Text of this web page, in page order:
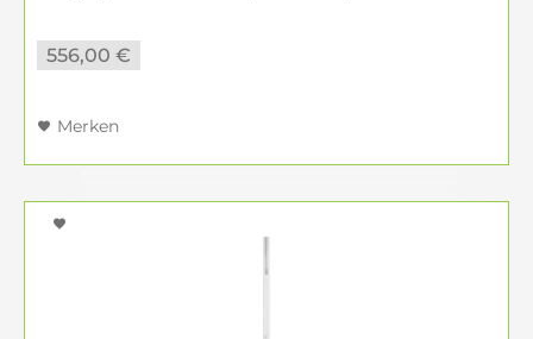
Showroom
Hufnagel
Welche Kollektionen bietet Schönbuch?
Schönbuch gliedert das Sortiment in
Systems (Cabin, Cosmo, Stripes, Wall
556,00 €
Merken